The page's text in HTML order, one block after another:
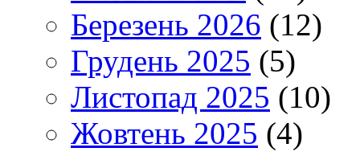
Березень 2026 (12)
Грудень 2025 (5)
Листопад 2025 (10)
Жовтень 2025 (4)